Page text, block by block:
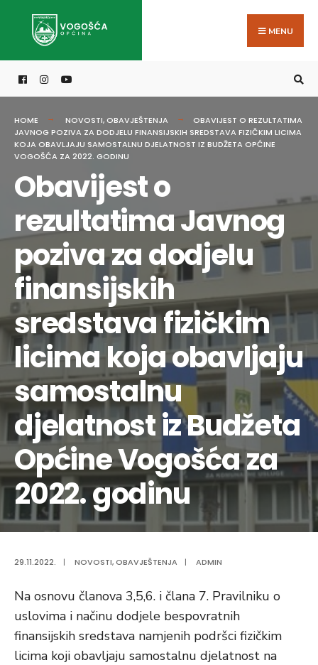
MENU
HOME NOVOSTI,OBAVJEŠTENJA
OBAVIJEST O REZULTATIMA
JAVNOG POZIVA ZA DODJELU FINANSIJSKIH SREDSTAVA FIZIČKIM LICIMA
KOJA OBAVLJAJU SAMOSTALNU DJELATNOST IZ BUDŽETA OPĆINE
VOGOŠĆA ZA 2022. GODINU
Obavijest o
rezultatima Javnog
poziva za dodjelu
finansijskih
sredstava fizičkim
licima koja obavljaju
samostalnu
djelatnost iz Budžeta
Općine Vogošća za
2022. godinu
29.11.2022. | NOVOSTI,OBAVJEŠTENJA | ADMIN
Na osnovu članova 3,5,6. i člana 7. Pravilniku o
uslovima i načinu dodjele bespovratnih
finansijskih sredstava namjenih podršci fizičkim
licima koji obavljaju samostalnu djelatnost na
for: